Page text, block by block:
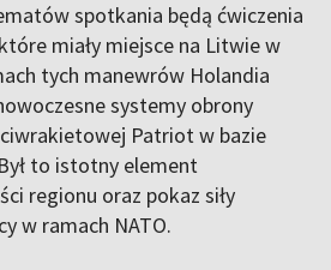
spotkania będą ćwiczenia
miały miejsce na Litwie w
tych manewrów Holandia
systemy obrony
Patriot w bazie
to istotny element
regionu oraz pokaz siły
w ramach NATO.